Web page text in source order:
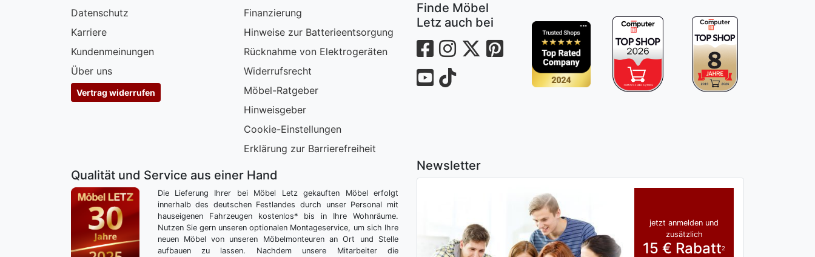
Datenschutz
Karriere
Kundenmeinungen
Über uns
Vertrag widerrufen
Finanzierung
Hinweise zur Batterieentsorgung
Rücknahme von Elektrogeräten
Widerrufsrecht
Möbel-Ratgeber
Hinweisgeber
Cookie-Einstellungen
Erklärung zur Barrierefreiheit
Finde Möbel
Letz auch bei
Qualität und Service aus einer Hand
Die Lieferung Ihrer bei Möbel Letz gekauften Möbel erfolgt
innerhalb des deutschen Festlandes durch unser Personal mit
hauseigenen Fahrzeugen kostenlos* bis in Ihre Wohnräume.
Nutzen Sie gern unseren optionalen Montageservice, um sich Ihre
neuen Möbel von unseren Möbelmonteuren an Ort und Stelle
aufbauen zu lassen. Nachdem unsere Mitarbeiter die
Newsletter
jetzt anmelden und
zusätzlich
15 € Rabatt2